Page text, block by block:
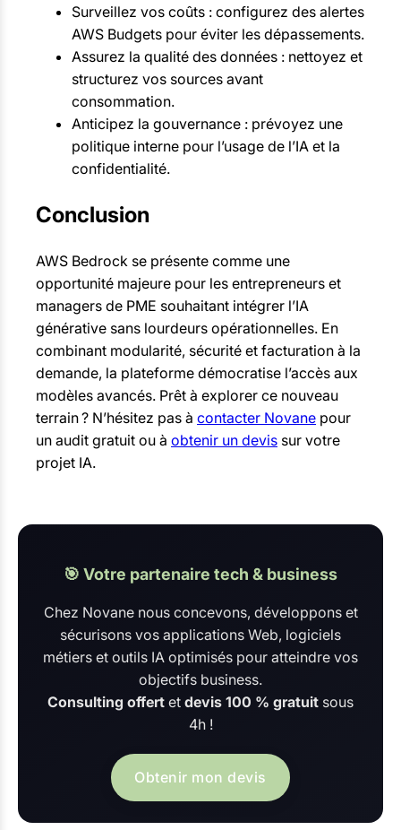
Surveillez vos coûts : configurez des alertes
AWS Budgets pour éviter les dépassements.
Assurez la qualité des données : nettoyez et
structurez vos sources avant
consommation.
Anticipez la gouvernance : prévoyez une
politique interne pour l’usage de l’IA et la
confidentialité.
Conclusion
AWS Bedrock se présente comme une
opportunité majeure pour les entrepreneurs et
managers de PME souhaitant intégrer l’IA
générative sans lourdeurs opérationnelles. En
combinant modularité, sécurité et facturation à la
demande, la plateforme démocratise l’accès aux
modèles avancés. Prêt à explorer ce nouveau
terrain ? N’hésitez pas à contacter Novane pour
un audit gratuit ou à obtenir un devis sur votre
projet IA.
🎯 Votre partenaire tech & business
Chez Novane nous concevons, développons et
sécurisons vos applications Web, logiciels
métiers et outils IA optimisés pour atteindre vos
objectifs business.
Consulting offert et devis 100 % gratuit sous
4h !
Obtenir mon devis